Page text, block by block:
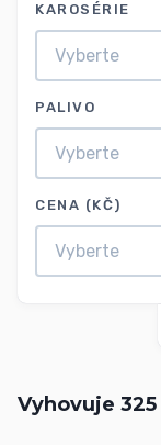
KAROSÉRIE
PALIVO
CENA (KČ)
Vyhovuje 325